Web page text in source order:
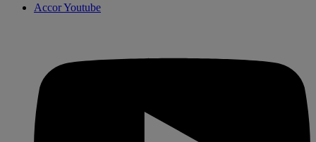
Accor Youtube